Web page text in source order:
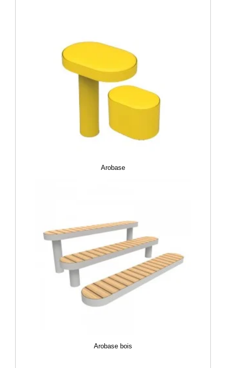
Arobase
Arobase bois